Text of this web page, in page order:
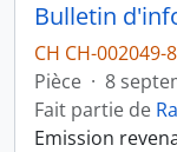
CH CH-002049-
Pièce · 8
Fait partie de
Emission